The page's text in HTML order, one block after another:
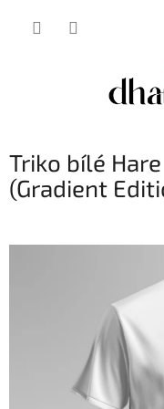
Triko bílé
(Gradient